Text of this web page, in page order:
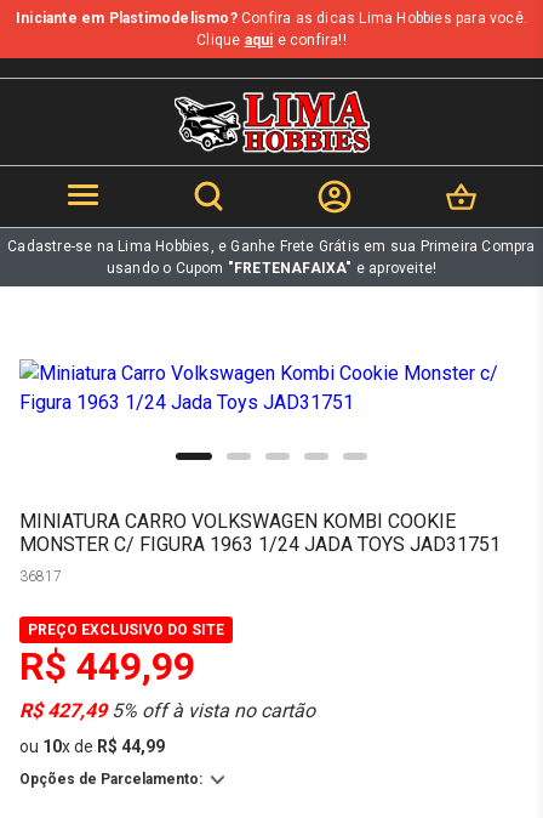
b
Iniciante em Plastimodelismo?Confira as dicas Lima Hobbies para você.
Clique aqui e confira!!
Cadastre-se na Lima Hobbies, e Ganhe Frete Grátis em sua Primeira Compra
usando o Cupom "FRETENAFAIXA" e aproveite!
MINIATURA CARRO VOLKSWAGEN KOMBI COOKIE
MONSTER C/ FIGURA 1963 1/24 JADA TOYS JAD31751
36817
PREÇO EXCLUSIVO DO SITE
R$ 449,99
R$ 427,495% off à vista no cartão
ou 10xde R$ 44,99
Opções de Parcelamento: